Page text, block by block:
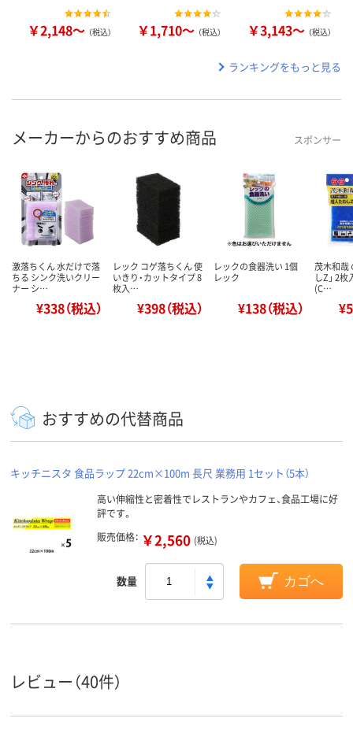
￥2,148～ （税込） ￥1,710～ （税込） ￥3,143～ （税込）
ランキングをもっと見る
メーカーからのおすすめ商品 スポンサー
激落ちくん 水だけで落
ちる シンク洗いクリー
ナー シ…
¥338（税込）
レック コゲ落ちくん 使
いきり・カットタイプ 8
枚入…
¥398（税込）
レックの食器洗い 1個
レック
¥138（税込）
茂木和哉
しZ」 2
(C…
おすすめの代替商品
キッチニスタ 食品ラップ 22cm×100m 長尺 業務用 1セット（5本）
高い伸縮性と密着性でレストランやカフェ、食品工場に好
評です。
販売価格： ￥2,560 (税込)
数量 カゴへ
レビュー（40件）